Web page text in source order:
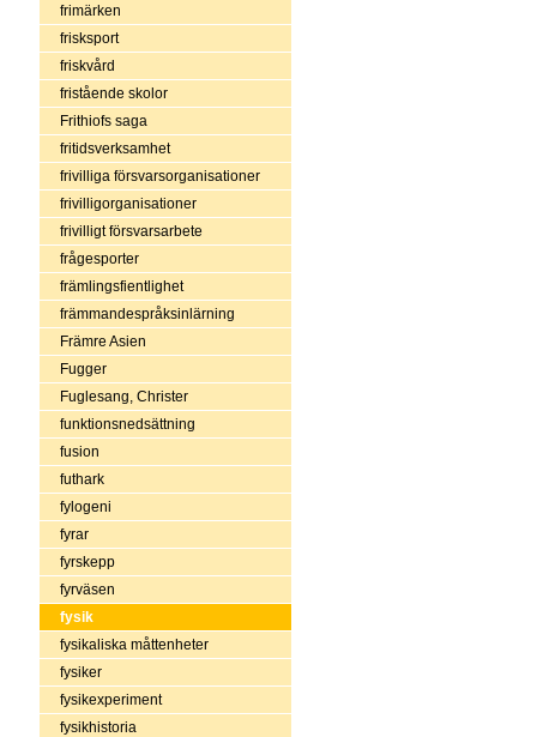
frimärken
frisksport
friskvård
fristående skolor
Frithiofs saga
fritidsverksamhet
frivilliga försvarsorganisationer
frivilligorganisationer
frivilligt försvarsarbete
frågesporter
främlingsfientlighet
främmandespråksinlärning
Främre Asien
Fugger
Fuglesang, Christer
funktionsnedsättning
fusion
futhark
fylogeni
fyrar
fyrskepp
fyrväsen
fysik
fysikaliska måttenheter
fysiker
fysikexperiment
fysikhistoria